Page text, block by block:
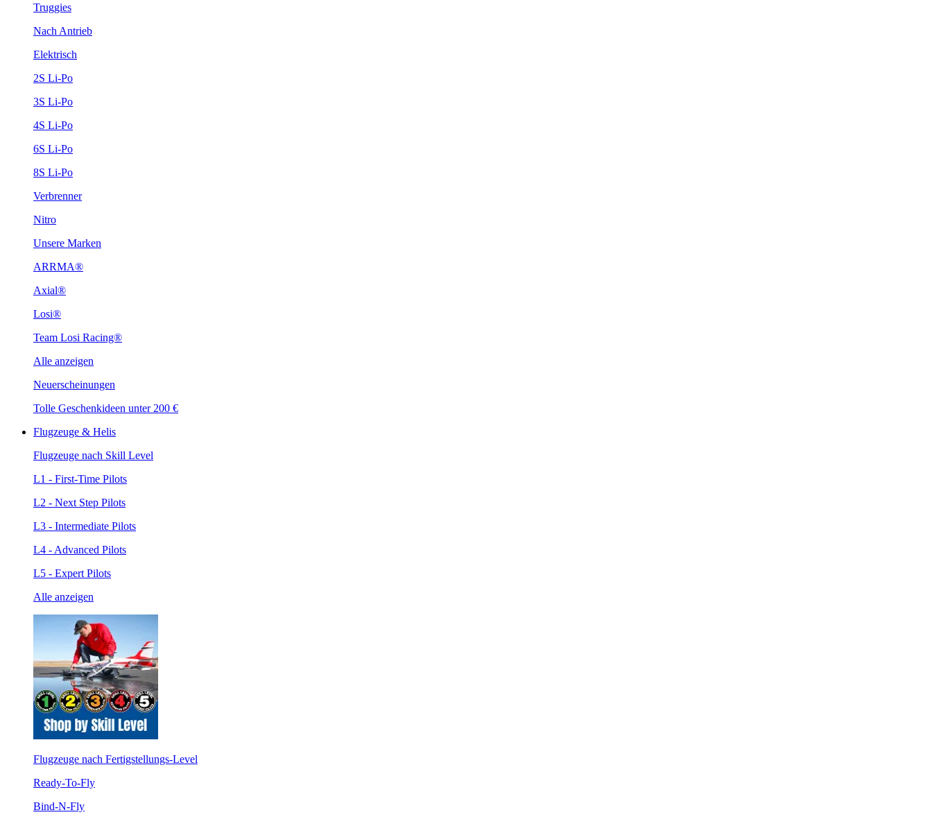
Truggies
Nach Antrieb
Elektrisch
2S Li-Po
3S Li-Po
4S Li-Po
6S Li-Po
8S Li-Po
Verbrenner
Nitro
Unsere Marken
ARRMA®
Axial®
Losi®
Team Losi Racing®
Alle anzeigen
Neuerscheinungen
Tolle Geschenkideen unter 200 €
Flugzeuge & Helis
Flugzeuge nach Skill Level
L1 - First-Time Pilots
L2 - Next Step Pilots
L3 - Intermediate Pilots
L4 - Advanced Pilots
L5 - Expert Pilots
Alle anzeigen
Flugzeuge nach Fertigstellungs-Level
Ready-To-Fly
Bind-N-Fly